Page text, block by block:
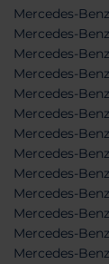
Mercedes-
Mercedes-
Mercedes-
Mercedes-
Mercedes-
Mercedes-
Mercedes-
Mercedes-
Mercedes-
Mercedes-
Mercedes-
Mercedes-
Mercedes-